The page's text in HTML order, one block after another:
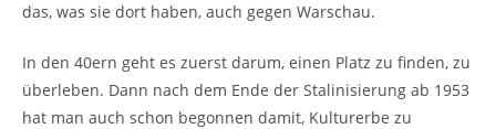
das, was sie dort haben, auch gegen Warschau.
In den 40ern geht es zuerst darum, einen Platz zu finden, zu
überleben. Dann nach dem Ende der Stalinisierung ab 1953
hat man auch schon begonnen damit, Kulturerbe zu